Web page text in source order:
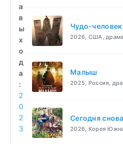
а
в
ы
х
о
д
а
:
2
0
2
3
Чудо-человек
2026, США,
Малыш
2025, Россия,
Сегодня
2026, Корея